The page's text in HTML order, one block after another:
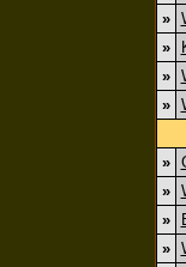
»
»
»
»
»
»
»
»